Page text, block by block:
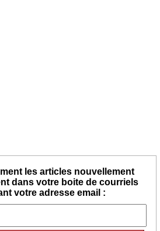
les articles nouvellement
dans votre boite de courriels
votre adresse email :